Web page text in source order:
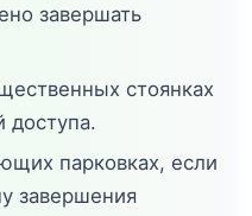
завершать
стоянках
доступа.
парковках, если
завершения